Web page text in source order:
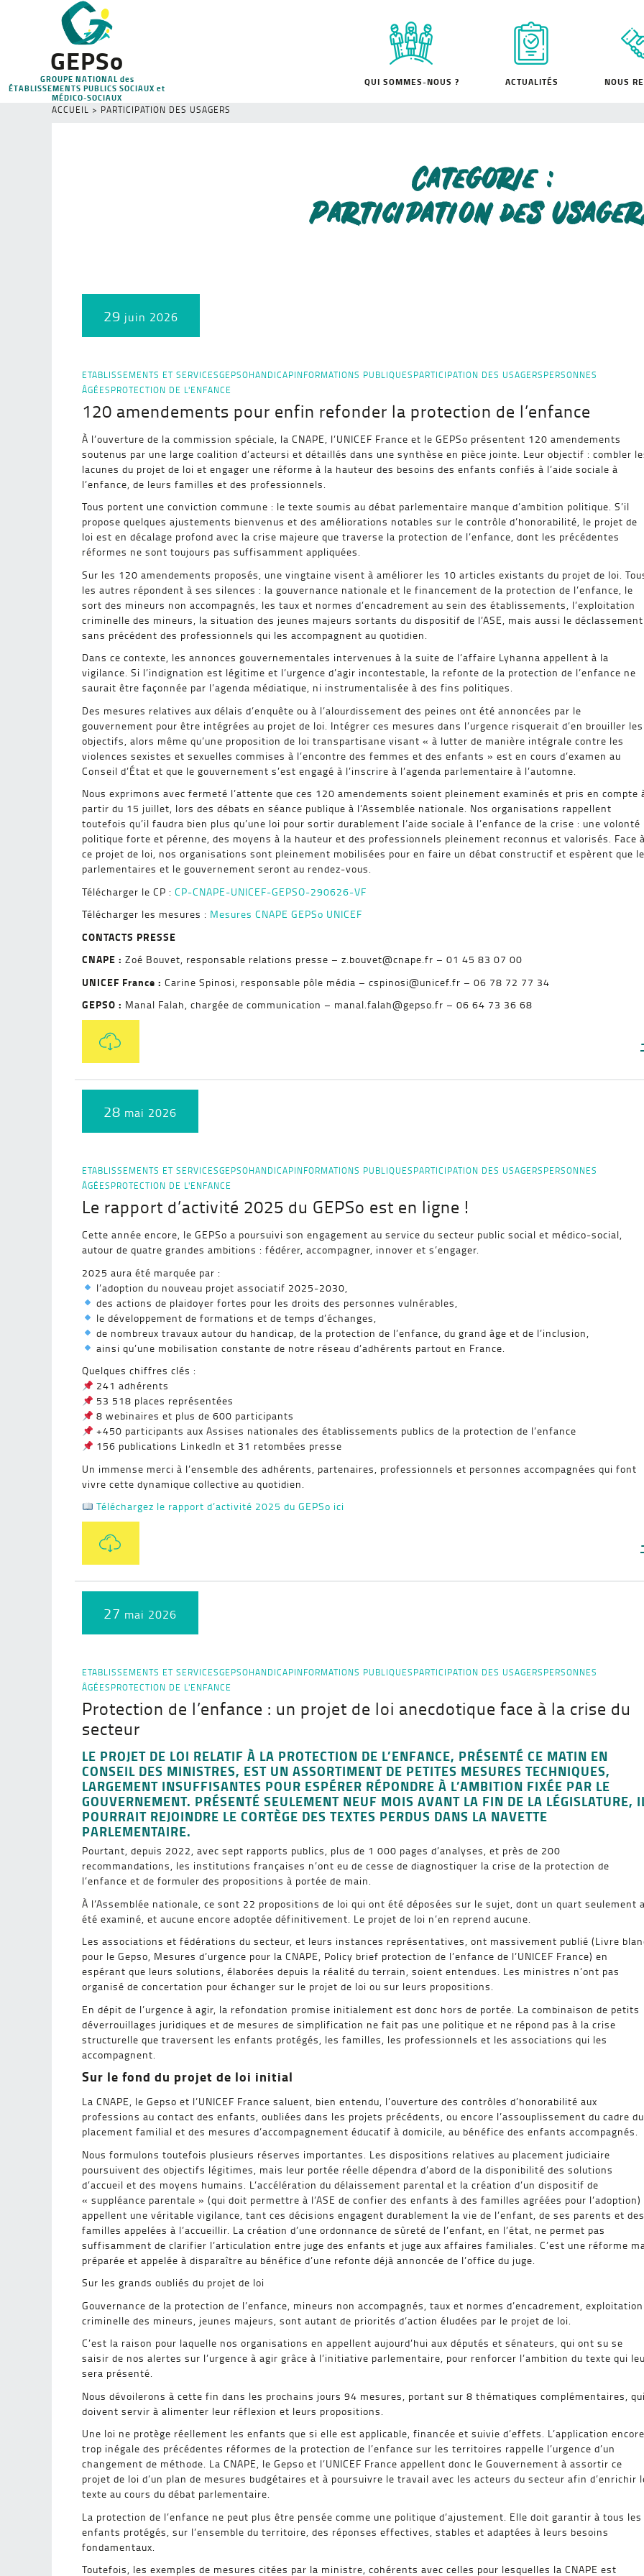
GEPSo
GROUPE NATIONAL des
ÉTABLISSEMENTS PUBLICS SOCIAUX et
MÉDICO-SOCIAUX
QUI SOMMES-NOUS ? ACTUALITÉS NOUS
ACCUEIL > PARTICIPATION DES USAGERS
Categorie :
Participation des
29 juin 2026
ETABLISSEMENTS ET SERVICESGEPSOHANDICAPINFORMATIONS PUBLIQUESPARTICIPATION DES USAGERSPERSONNES
ÂGÉESPROTECTION DE L'ENFANCE
120 amendements pour enfin refonder la protection de l’enfance
À l’ouverture de la commission spéciale, la CNAPE, l’UNICEF France et le GEPSo présentent 120 amendements
soutenus par une large coalition d’acteursi et détaillés dans une synthèse en pièce jointe. Leur objectif : combler
lacunes du projet de loi et engager une réforme à la hauteur des besoins des enfants confiés à l’aide sociale à
l’enfance, de leurs familles et des professionnels.
Tous portent une conviction commune : le texte soumis au débat parlementaire manque d’ambition politique. S’il
propose quelques ajustements bienvenus et des améliorations notables sur le contrôle d’honorabilité, le projet de
loi est en décalage profond avec la crise majeure que traverse la protection de l’enfance, dont les précédentes
réformes ne sont toujours pas suffisamment appliquées.
Sur les 120 amendements proposés, une vingtaine visent à améliorer les 10 articles existants du projet de loi.
les autres répondent à ses silences : la gouvernance nationale et le financement de la protection de l’enfance, le
sort des mineurs non accompagnés, les taux et normes d’encadrement au sein des établissements, l’exploitation
criminelle des mineurs, la situation des jeunes majeurs sortants du dispositif de l’ASE, mais aussi le déclassement
sans précédent des professionnels qui les accompagnent au quotidien.
Dans ce contexte, les annonces gouvernementales intervenues à la suite de l’affaire Lyhanna appellent à la
vigilance. Si l’indignation est légitime et l’urgence d’agir incontestable, la refonte de la protection de l’enfance ne
saurait être façonnée par l’agenda médiatique, ni instrumentalisée à des fins politiques.
Des mesures relatives aux délais d’enquête ou à l’alourdissement des peines ont été annoncées par le
gouvernement pour être intégrées au projet de loi. Intégrer ces mesures dans l’urgence risquerait d’en brouiller les
objectifs, alors même qu’une proposition de loi transpartisane visant « à lutter de manière intégrale contre les
violences sexistes et sexuelles commises à l’encontre des femmes et des enfants » est en cours d’examen au
Conseil d’État et que le gouvernement s’est engagé à l’inscrire à l’agenda parlementaire à l’automne.
Nous exprimons avec fermeté l’attente que ces 120 amendements soient pleinement examinés et pris en compte
partir du 15 juillet, lors des débats en séance publique à l’Assemblée nationale. Nos organisations rappellent
toutefois qu’il faudra bien plus qu’une loi pour sortir durablement l’aide sociale à l’enfance de la crise : une volonté
politique forte et pérenne, des moyens à la hauteur et des professionnels pleinement reconnus et valorisés. Face
ce projet de loi, nos organisations sont pleinement mobilisées pour en faire un débat constructif et espèrent que
parlementaires et le gouvernement seront au rendez-vous.
Télécharger le CP : CP-CNAPE-UNICEF-GEPSO-290626-VF
Télécharger les mesures : Mesures CNAPE GEPSo UNICEF
CONTACTS PRESSE
CNAPE : Zoé Bouvet, responsable relations presse – z.bouvet@cnape.fr – 01 45 83 07 00
UNICEF France : Carine Spinosi, responsable pôle média – cspinosi@unicef.fr – 06 78 72 77 34
GEPSO : Manal Falah, chargée de communication – manal.falah@gepso.fr – 06 64 73 36 68
28 mai 2026
ETABLISSEMENTS ET SERVICESGEPSOHANDICAPINFORMATIONS PUBLIQUESPARTICIPATION DES USAGERSPERSONNES
ÂGÉESPROTECTION DE L'ENFANCE
Le rapport d’activité 2025 du GEPSo est en ligne !
Cette année encore, le GEPSo a poursuivi son engagement au service du secteur public social et médico-social,
autour de quatre grandes ambitions : fédérer, accompagner, innover et s’engager.
2025 aura été marquée par :
l’adoption du nouveau projet associatif 2025-2030,
des actions de plaidoyer fortes pour les droits des personnes vulnérables,
le développement de formations et de temps d’échanges,
de nombreux travaux autour du handicap, de la protection de l’enfance, du grand âge et de l’inclusion,
ainsi qu’une mobilisation constante de notre réseau d’adhérents partout en France.
Quelques chiffres clés :
241 adhérents
53 518 places représentées
8 webinaires et plus de 600 participants
+450 participants aux Assises nationales des établissements publics de la protection de l’enfance
156 publications LinkedIn et 31 retombées presse
Un immense merci à l’ensemble des adhérents, partenaires, professionnels et personnes accompagnées qui font
vivre cette dynamique collective au quotidien.
Téléchargez le rapport d’activité 2025 du GEPSo ici
27 mai 2026
ETABLISSEMENTS ET SERVICESGEPSOHANDICAPINFORMATIONS PUBLIQUESPARTICIPATION DES USAGERSPERSONNES
ÂGÉESPROTECTION DE L'ENFANCE
Protection de l’enfance : un projet de loi anecdotique face à la crise du
secteur
LE PROJET DE LOI RELATIF À LA PROTECTION DE L’ENFANCE, PRÉSENTÉ CE MATIN EN
CONSEIL DES MINISTRES, EST UN ASSORTIMENT DE PETITES MESURES TECHNIQUES,
LARGEMENT INSUFFISANTES POUR ESPÉRER RÉPONDRE À L’AMBITION FIXÉE PAR LE
GOUVERNEMENT. PRÉSENTÉ SEULEMENT NEUF MOIS AVANT LA FIN DE LA LÉGISLATURE,
POURRAIT REJOINDRE LE CORTÈGE DES TEXTES PERDUS DANS LA NAVETTE
PARLEMENTAIRE.
Pourtant, depuis 2022, avec sept rapports publics, plus de 1 000 pages d’analyses, et près de 200
recommandations, les institutions françaises n’ont eu de cesse de diagnostiquer la crise de la protection de
l’enfance et de formuler des propositions à portée de main.
À l’Assemblée nationale, ce sont 22 propositions de loi qui ont été déposées sur le sujet, dont un quart seulement
été examiné, et aucune encore adoptée définitivement. Le projet de loi n’en reprend aucune.
Les associations et fédérations du secteur, et leurs instances représentatives, ont massivement publié (Livre
pour le Gepso, Mesures d’urgence pour la CNAPE, Policy brief protection de l’enfance de l’UNICEF France) en
espérant que leurs solutions, élaborées depuis la réalité du terrain, soient entendues. Les ministres n’ont pas
organisé de concertation pour échanger sur le projet de loi ou sur leurs propositions.
En dépit de l’urgence à agir, la refondation promise initialement est donc hors de portée. La combinaison de petits
déverrouillages juridiques et de mesures de simplification ne fait pas une politique et ne répond pas à la crise
structurelle que traversent les enfants protégés, les familles, les professionnels et les associations qui les
accompagnent.
Sur le fond du projet de loi initial
La CNAPE, le Gepso et l’UNICEF France saluent, bien entendu, l’ouverture des contrôles d’honorabilité aux
professions au contact des enfants, oubliées dans les projets précédents, ou encore l’assouplissement du cadre du
placement familial et des mesures d’accompagnement éducatif à domicile, au bénéfice des enfants accompagnés.
Nous formulons toutefois plusieurs réserves importantes. Les dispositions relatives au placement judiciaire
poursuivent des objectifs légitimes, mais leur portée réelle dépendra d’abord de la disponibilité des solutions
d’accueil et des moyens humains. L’accélération du délaissement parental et la création d’un dispositif de
« suppléance parentale » (qui doit permettre à l’ASE de confier des enfants à des familles agréées pour l’adoption)
appellent une véritable vigilance, tant ces décisions engagent durablement la vie de l’enfant, de ses parents et des
familles appelées à l’accueillir. La création d’une ordonnance de sûreté de l’enfant, en l’état, ne permet pas
suffisamment de clarifier l’articulation entre juge des enfants et juge aux affaires familiales. C’est une réforme
préparée et appelée à disparaître au bénéfice d’une refonte déjà annoncée de l’office du juge.
Sur les grands oubliés du projet de loi
Gouvernance de la protection de l’enfance, mineurs non accompagnés, taux et normes d’encadrement, exploitation
criminelle des mineurs, jeunes majeurs, sont autant de priorités d’action éludées par le projet de loi.
C’est la raison pour laquelle nos organisations en appellent aujourd’hui aux députés et sénateurs, qui ont su se
saisir de nos alertes sur l’urgence à agir grâce à l’initiative parlementaire, pour renforcer l’ambition du texte qui
sera présenté.
Nous dévoilerons à cette fin dans les prochains jours 94 mesures, portant sur 8 thématiques complémentaires,
doivent servir à alimenter leur réflexion et leurs propositions.
Une loi ne protège réellement les enfants que si elle est applicable, financée et suivie d’effets. L’application encore
trop inégale des précédentes réformes de la protection de l’enfance sur les territoires rappelle l’urgence d’un
changement de méthode. La CNAPE, le Gepso et l’UNICEF France appellent donc le Gouvernement à assortir ce
projet de loi d’un plan de mesures budgétaires et à poursuivre le travail avec les acteurs du secteur afin d’enrichir
texte au cours du débat parlementaire.
La protection de l’enfance ne peut plus être pensée comme une politique d’ajustement. Elle doit garantir à tous les
enfants protégés, sur l’ensemble du territoire, des réponses effectives, stables et adaptées à leurs besoins
fondamentaux.
Toutefois, les exemples de mesures citées par la ministre, cohérents avec celles pour lesquelles la CNAPE est